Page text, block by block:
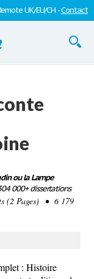
UK/EU/CH -Contact
ou la Lampe
000+ dissertations
(2 Pages) • 6 179
: Histoire